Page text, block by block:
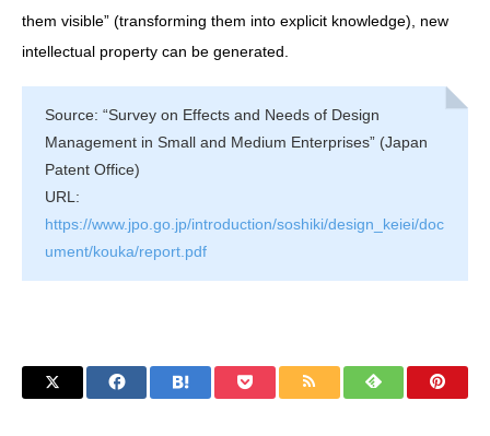
them visible” (transforming them into explicit knowledge), new
intellectual property can be generated.
Source: “Survey on Effects and Needs of Design
Management in Small and Medium Enterprises” (Japan
Patent Office)
URL:
https://www.jpo.go.jp/introduction/soshiki/design_keiei/doc
ument/kouka/report.pdf